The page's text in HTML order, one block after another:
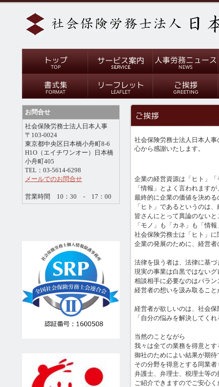
社会保険労務士法人日本人
心から感謝いたします。
企業の経営資源は「ヒト」
「情報」とよく言われますが
最終的に企業の価値を決める
「ヒト」であるというのは
皆さんにとって異論のない
「モノ」も「カネ」も「情
社会保険労務士は「ヒト」
企業の発展のために、経営
法律を扱う者は、法律に基
現実の事業は白黒ではない
相談相手に必要なのはバラ
経営者の想いを汲み取るこ
経営者が欲しいのは、社会
「自分の悩みを解決してく
当然のことながら
我々は全ての業務を得意と
御社のためによい結果が期
その分野を得意とする同業
弁護士、弁理士、税理士等の
ご紹介できますのでご安心く
お問合せ
社会保険労務士法人日本人事
〒103-0024
東京都中央区日本橋小舟町8-6
H1O（エイチワンオー）日本橋
小舟町405
TEL：03-5614-6298
メールでのお問合せ
営業時間 10：30 - 17：00